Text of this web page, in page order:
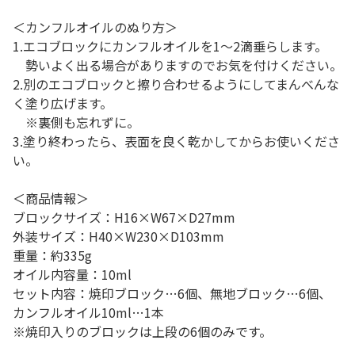
＜カンフルオイルのぬり方＞
1.エコブロックにカンフルオイルを1～2滴垂らします。
勢いよく出る場合がありますのでお気を付けください。
2.別のエコブロックと擦り合わせるようにしてまんべんな
く塗り広げます。
※裏側も忘れずに。
3.塗り終わったら、表面を良く乾かしてからお使いくださ
い。
＜商品情報＞
ブロックサイズ：H16×W67×D27mm
外装サイズ：H40×W230×D103mm
重量：約335g
オイル内容量：10ml
セット内容：焼印ブロック…6個、無地ブロック…6個、
カンフルオイル10ml…1本
※焼印入りのブロックは上段の6個のみです。